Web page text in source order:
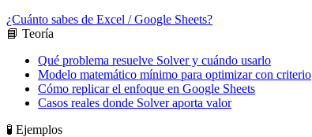
¿Cuánto sabes de Excel / Google Sheets?
📘 Teoría
Qué problema resuelve Solver y cuándo usarlo
Modelo matemático mínimo para optimizar con criterio
Cómo replicar el enfoque en Google Sheets
Casos reales donde Solver aporta valor
🧪 Ejemplos